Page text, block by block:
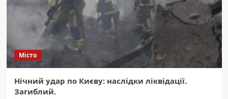
Місто
Нічний удар по Києву: наслідки ліквідації.
Загиблий.